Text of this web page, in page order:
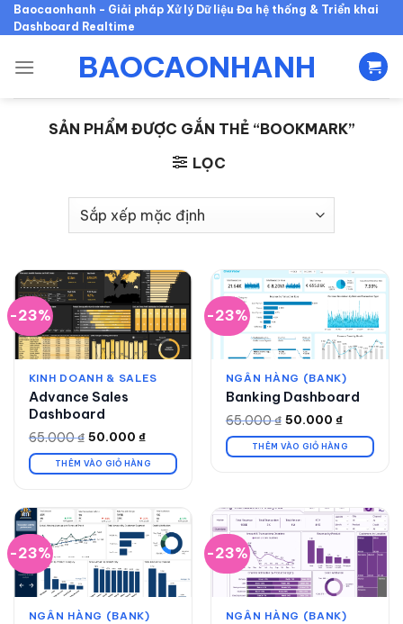
Skip
to
Baocaonhanh - Giải pháp Xử lý Dữ liệu Đa hệ thống & Triển khai
Dashboard Realtime
BAOCAONHANH
SẢN PHẨM ĐƯỢC GẮN THẺ “BOOKMARK”
LỌC
-23%
KINH DOANH & SALES
Advance Sales
Dashboard
65.000₫
Giá
gốc
là:
65.000 ₫.
50.000 ₫
Giá
hiện
tại
là:
THÊM VÀO GIỎ HÀNG
-23%
NGÂN HÀNG (BANK)
Banking Dashboard
65.000₫
Giá
gốc
là:
65.000 ₫.
50.000 ₫
Giá
hiện
tại
là:
THÊM VÀO GIỎ HÀNG
-23%
NGÂN HÀNG (BANK)
-23%
NGÂN HÀNG (BANK)